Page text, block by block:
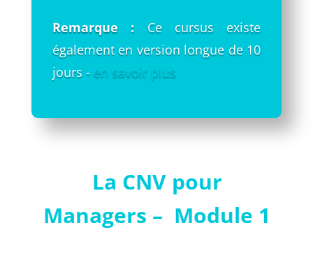
Remarque : Ce cursus existe
également en version longue de 10
jours - en savoir plus
La CNV pour
Managers – Module 1